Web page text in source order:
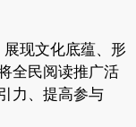
现文化底蕴、形
全民阅读推广活
力、提高参与